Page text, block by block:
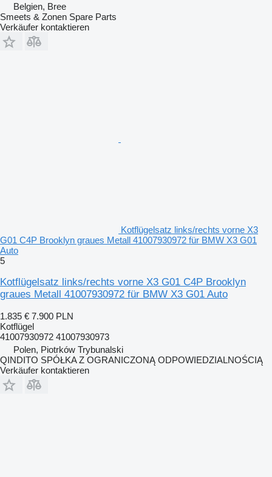
Belgien, Bree
Smeets & Zonen Spare Parts
Verkäufer kontaktieren
Kotflügelsatz links/rechts vorne X3
G01 C4P Brooklyn graues Metall 41007930972 für BMW X3 G01
Auto
5
Kotflügelsatz links/rechts vorne X3 G01 C4P Brooklyn
graues Metall 41007930972 für BMW X3 G01 Auto
1.835 € 7.900 PLN
Kotflügel
41007930972 41007930973
Polen, Piotrków Trybunalski
QINDITO SPÓŁKA Z OGRANICZONĄ ODPOWIEDZIALNOŚCIĄ
Verkäufer kontaktieren